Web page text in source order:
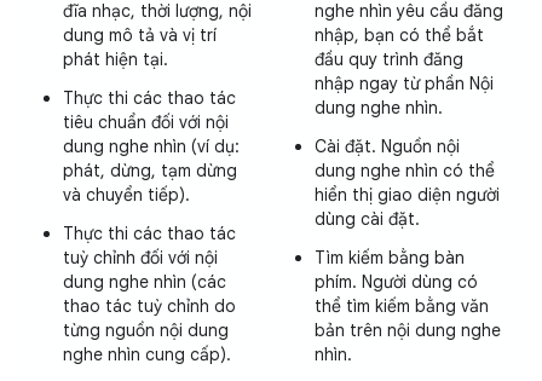
đĩa nhạc, thời lượng, nội
dung mô tả và vị trí
phát hiện tại.
Thực thi các thao tác
tiêu chuẩn đối với nội
dung nghe nhìn (ví dụ:
phát, dừng, tạm dừng
và chuyển tiếp).
Thực thi các thao tác
tuỳ chỉnh đối với nội
dung nghe nhìn (các
thao tác tuỳ chỉnh do
từng nguồn nội dung
nghe nhìn cung cấp).
nghe nhìn yêu cầu đăng
nhập, bạn có thể bắt
đầu quy trình đăng
nhập ngay từ phần Nội
dung nghe nhìn.
Cài đặt. Nguồn nội
dung nghe nhìn có thể
hiển thị giao diện người
dùng cài đặt.
Tìm kiếm bằng bàn
phím. Người dùng có
thể tìm kiếm bằng văn
bản trên nội dung nghe
nhìn.